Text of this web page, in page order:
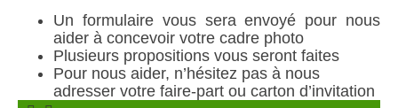
Un formulaire vous sera envoyé pour nous
aider à concevoir votre cadre photo
Plusieurs propositions vous seront faites
Pour nous aider, n’hésitez pas à nous
adresser votre faire-part ou carton d’invitation